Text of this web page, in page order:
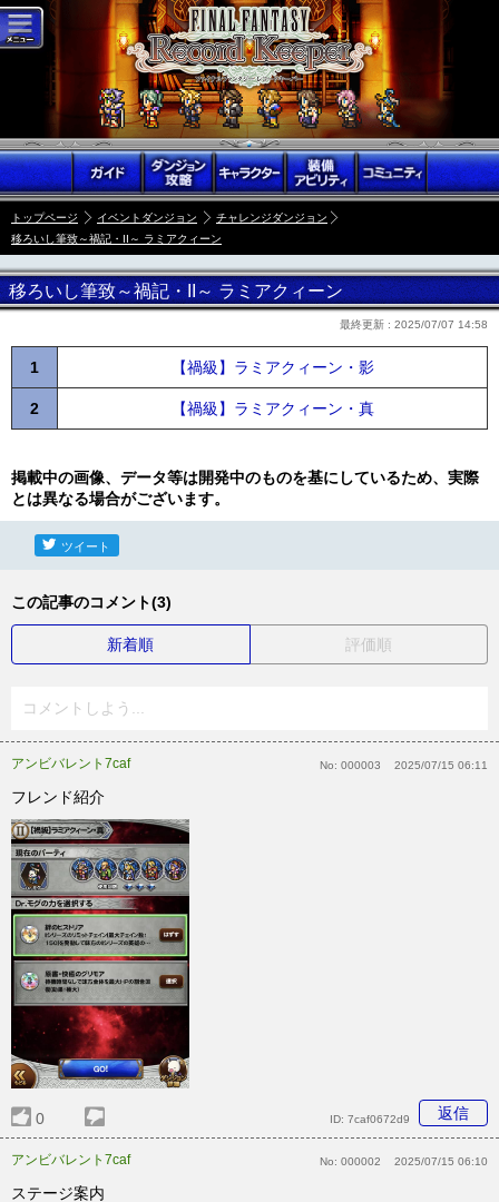
トップページ イベントダンジョン
チャレンジダンジョン
移ろいし筆致～禍記・II～ ラミアクィーン
移ろいし筆致～禍記・II～ ラミアクィーン
最終更新 : 2025/07/07 14:58
1 【禍級】ラミアクィーン・影
2 【禍級】ラミアクィーン・真
掲載中の画像、データ等は開発中のものを基にしているため、実際
とは異なる場合がございます。
ツイート
この記事のコメント(3)
新着順 評価順
コメントしよう...
アンビバレント7caf No: 000003 2025/07/15 06:11
フレンド紹介
0 返信
ID: 7caf0672d9
アンビバレント7caf No: 000002 2025/07/15 06:10
ステージ案内